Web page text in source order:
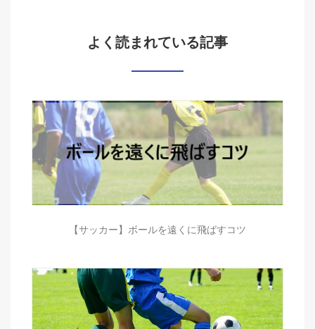
よく読まれている記事
【サッカー】ボールを遠くに飛ばすコツ